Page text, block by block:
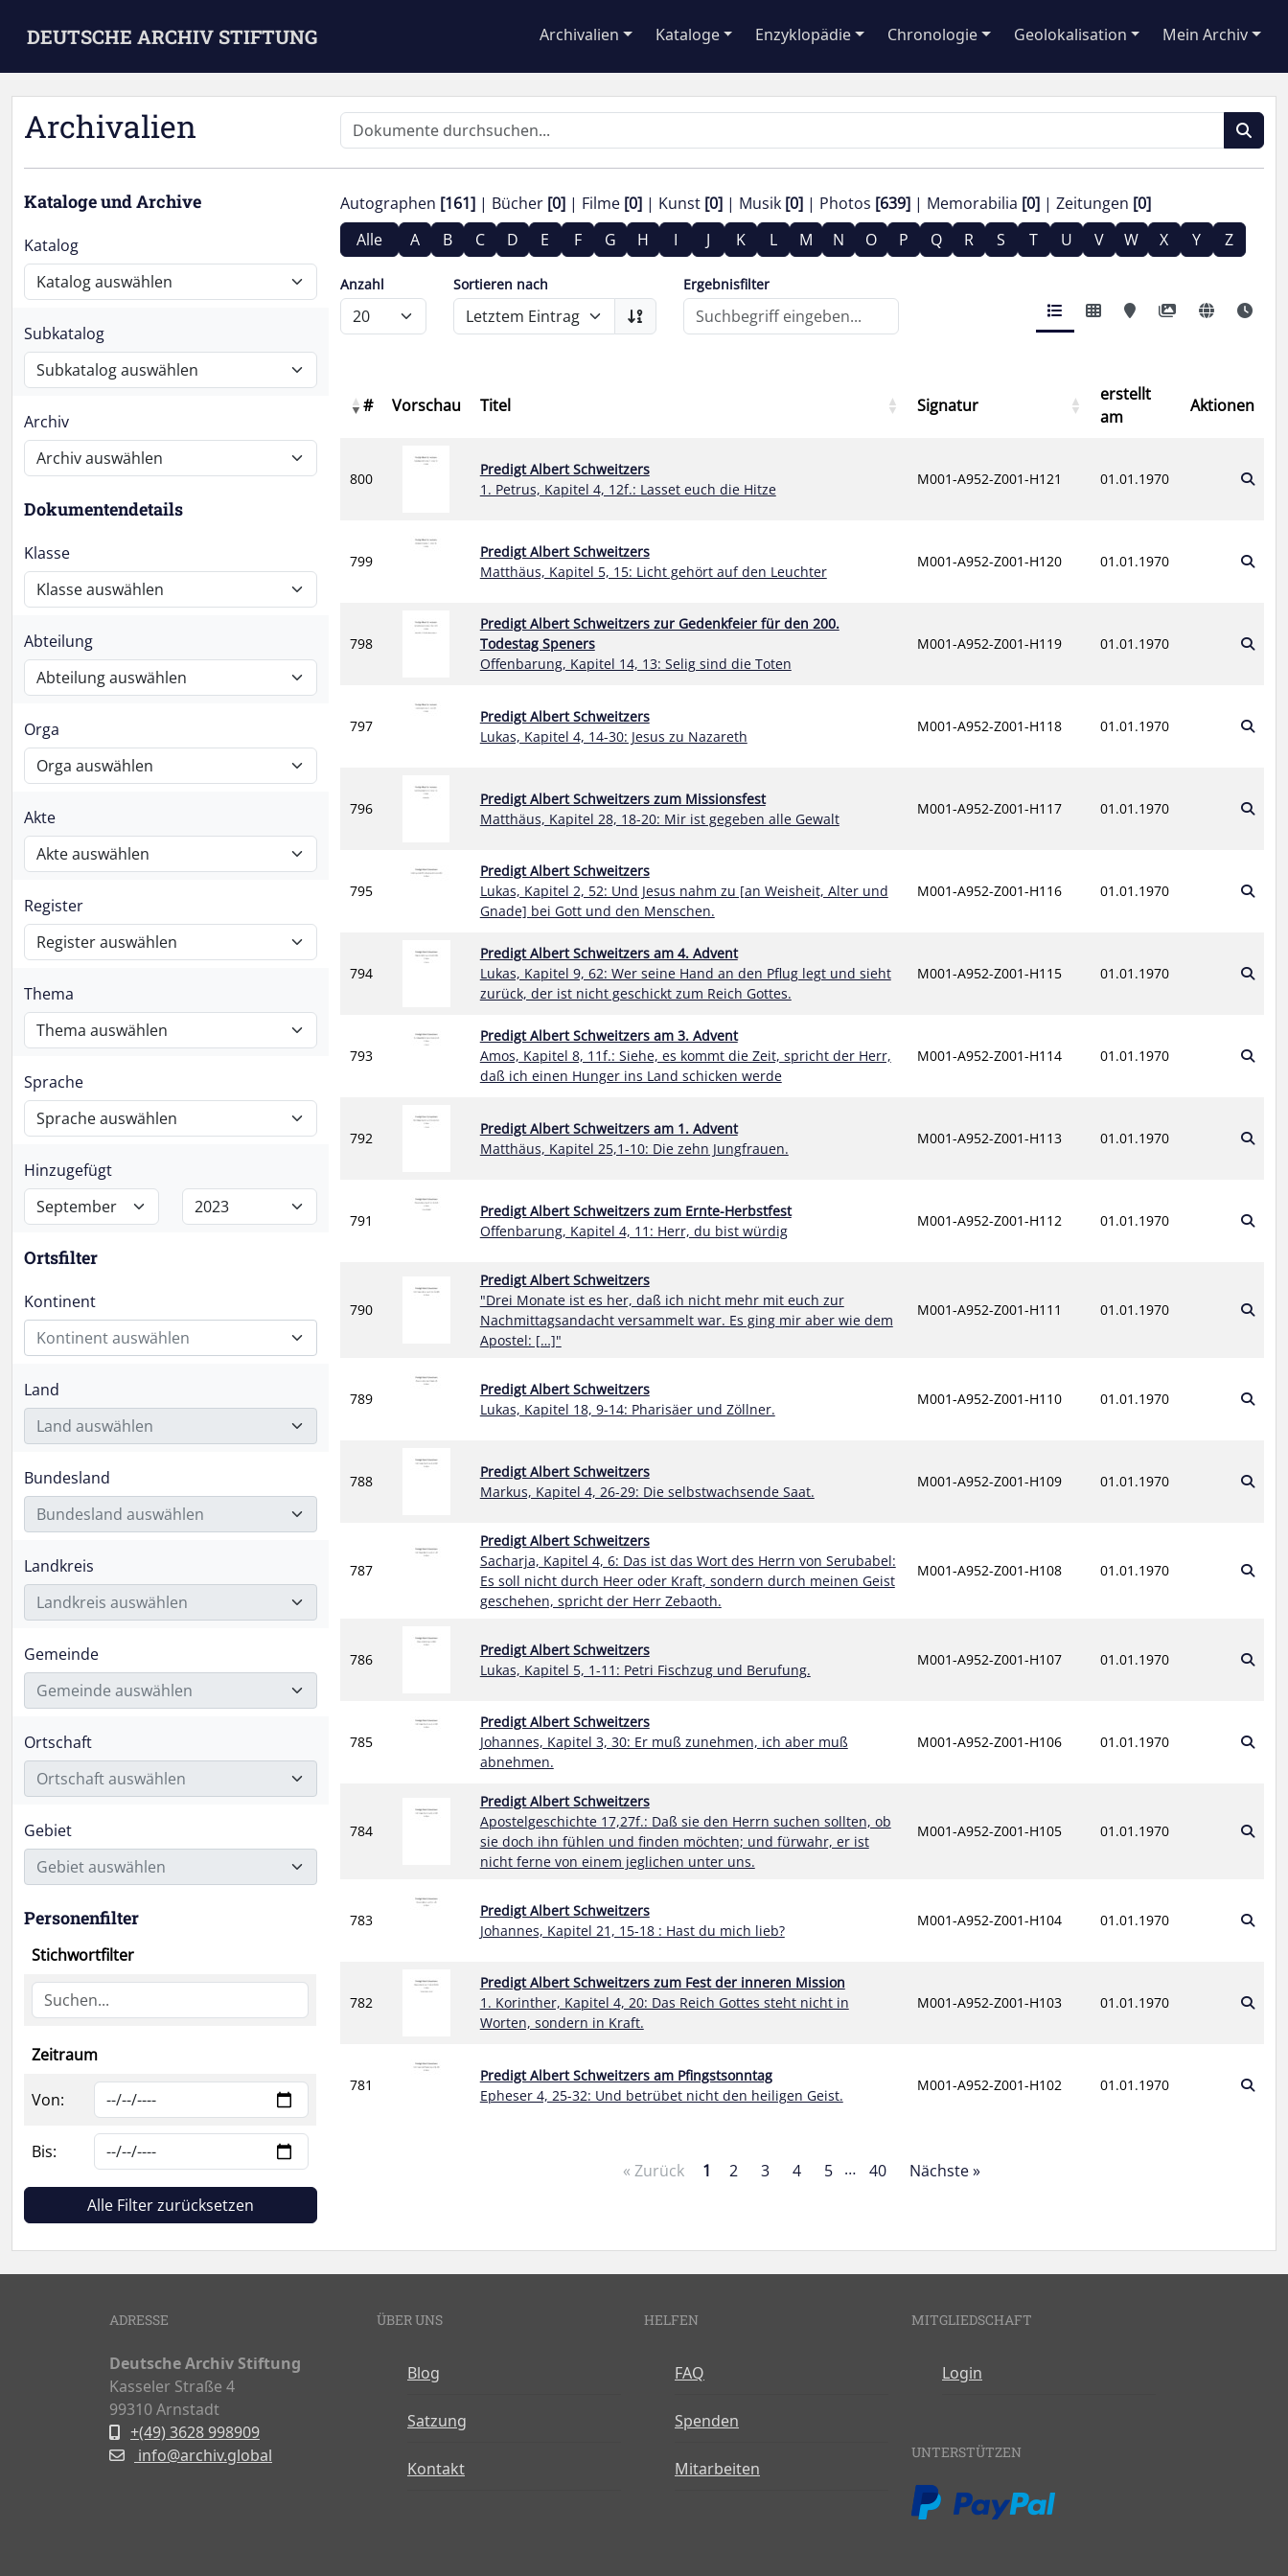
DEUTSCHE ARCHIV STIFTUNG Archivalien Kataloge Enzyklopädie Chronologie Geolokalisation Mein Archiv
Archivalien
Kataloge und Archive
Katalog
Subkatalog
Archiv
Dokumentendetails
Klasse
Abteilung
Orga
Akte
Register
Thema
Sprache
Hinzugefügt
Ortsfilter
Kontinent
Kontinent auswählen
Land
Land auswählen
Bundesland
Bundesland auswählen
Landkreis
Landkreis auswählen
Gemeinde
Gemeinde auswählen
Ortschaft
Ortschaft auswählen
Gebiet
Gebiet auswählen
Personenfilter
Stichwortfilter
Zeitraum
Von:
Bis:
Alle Filter zurücksetzen
Autographen [161] Bücher [0] Filme [0] Kunst [0] Musik [0] Photos [639] Memorabilia [0] Zeitungen [0]
Alle
A B C D E F G H I J K L M N O P Q R S T U V W X Y Z
Anzahl Sortieren nach Ergebnisfilter
# Vorschau Titel Signatur
erstellt
am
Aktionen
800
Predigt Albert Schweitzers
1. Petrus, Kapitel 4, 12f.: Lasset euch die Hitze
M001-A952-Z001-H121 01.01.1970
799
Predigt Albert Schweitzers
Matthäus, Kapitel 5, 15: Licht gehört auf den Leuchter
M001-A952-Z001-H120 01.01.1970
798
Predigt Albert Schweitzers zur Gedenkfeier für den 200.
Todestag Speners
Offenbarung, Kapitel 14, 13: Selig sind die Toten
M001-A952-Z001-H119 01.01.1970
797
Predigt Albert Schweitzers
Lukas, Kapitel 4, 14-30: Jesus zu Nazareth
M001-A952-Z001-H118 01.01.1970
796
Predigt Albert Schweitzers zum Missionsfest
Matthäus, Kapitel 28, 18-20: Mir ist gegeben alle Gewalt
M001-A952-Z001-H117 01.01.1970
795
Predigt Albert Schweitzers
Lukas, Kapitel 2, 52: Und Jesus nahm zu [an Weisheit, Alter und
Gnade] bei Gott und den Menschen.
M001-A952-Z001-H116 01.01.1970
794
Predigt Albert Schweitzers am 4. Advent
Lukas, Kapitel 9, 62: Wer seine Hand an den Pflug legt und sieht
zurück, der ist nicht geschickt zum Reich Gottes.
M001-A952-Z001-H115 01.01.1970
793
Predigt Albert Schweitzers am 3. Advent
Amos, Kapitel 8, 11f.: Siehe, es kommt die Zeit, spricht der Herr,
daß ich einen Hunger ins Land schicken werde
M001-A952-Z001-H114 01.01.1970
792
Predigt Albert Schweitzers am 1. Advent
Matthäus, Kapitel 25,1-10: Die zehn Jungfrauen.
M001-A952-Z001-H113 01.01.1970
791
Predigt Albert Schweitzers zum Ernte-Herbstfest
Offenbarung, Kapitel 4, 11: Herr, du bist würdig
M001-A952-Z001-H112 01.01.1970
790
Predigt Albert Schweitzers
"Drei Monate ist es her, daß ich nicht mehr mit euch zur
Nachmittagsandacht versammelt war. Es ging mir aber wie dem
Apostel: […]"
M001-A952-Z001-H111 01.01.1970
789
Predigt Albert Schweitzers
Lukas, Kapitel 18, 9-14: Pharisäer und Zöllner.
M001-A952-Z001-H110 01.01.1970
788
Predigt Albert Schweitzers
Markus, Kapitel 4, 26-29: Die selbstwachsende Saat.
M001-A952-Z001-H109 01.01.1970
787
Predigt Albert Schweitzers
Sacharja, Kapitel 4, 6: Das ist das Wort des Herrn von Serubabel:
Es soll nicht durch Heer oder Kraft, sondern durch meinen Geist
geschehen, spricht der Herr Zebaoth.
M001-A952-Z001-H108 01.01.1970
786
Predigt Albert Schweitzers
Lukas, Kapitel 5, 1-11: Petri Fischzug und Berufung.
M001-A952-Z001-H107 01.01.1970
785
Predigt Albert Schweitzers
Johannes, Kapitel 3, 30: Er muß zunehmen, ich aber muß
abnehmen.
M001-A952-Z001-H106 01.01.1970
784
Predigt Albert Schweitzers
Apostelgeschichte 17,27f.: Daß sie den Herrn suchen sollten, ob
sie doch ihn fühlen und finden möchten; und fürwahr, er ist
nicht ferne von einem jeglichen unter uns.
M001-A952-Z001-H105 01.01.1970
783
Predigt Albert Schweitzers
Johannes, Kapitel 21, 15-18 : Hast du mich lieb?
M001-A952-Z001-H104 01.01.1970
782
Predigt Albert Schweitzers zum Fest der inneren Mission
1. Korinther, Kapitel 4, 20: Das Reich Gottes steht nicht in
Worten, sondern in Kraft.
M001-A952-Z001-H103 01.01.1970
781
Predigt Albert Schweitzers am Pfingstsonntag
Epheser 4, 25-32: Und betrübet nicht den heiligen Geist.
M001-A952-Z001-H102 01.01.1970
« Zurück 1 2 3 4 5 … 40 Nächste »
ADRESSE
Deutsche Archiv Stiftung
Kasseler Straße 4
99310 Arnstadt
+(49) 3628 998909
info@archiv.global
ÜBER UNS
Blog
Satzung
Kontakt
HELFEN
FAQ
Spenden
Mitarbeiten
MITGLIEDSCHAFT
Login
UNTERSTÜTZEN